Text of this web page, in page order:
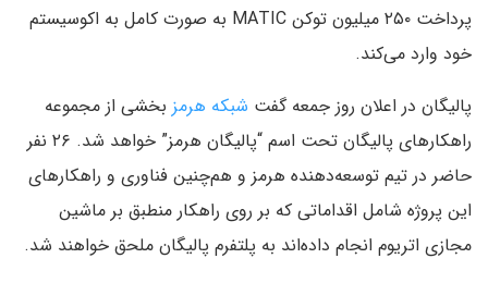
پرداخت ۲۵۰ میلیون توکن MATIC به صورت کامل به اکوسیستم
خود وارد می‌کند.
پالیگان در اعلان روز جمعه گفت شبکه هرمز بخشی از مجموعه
راهکارهای پالیگان تحت اسم “پالیگان هرمز” خواهد شد. ۲۶ نفر
حاضر در تیم توسعه‌دهنده هرمز و هم‌چنین فناوری و راهکارهای
این پروژه شامل اقداماتی که بر روی راهکار منطبق بر ماشین
مجازی اتریوم انجام داده‌اند به پلتفرم پالیگان ملحق خواهند شد.